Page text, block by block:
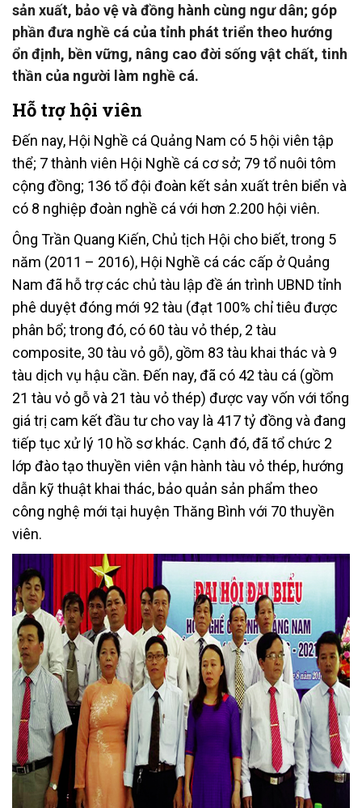
sản xuất, bảo vệ và đồng hành cùng ngư dân; góp
phần đưa nghề cá của tỉnh phát triển theo hướng
ổn định, bền vững, nâng cao đời sống vật chất, tinh
thần của người làm nghề cá.
Hỗ trợ hội viên
Đến nay, Hội Nghề cá Quảng Nam có 5 hội viên tập
thể; 7 thành viên Hội Nghề cá cơ sở; 79 tổ nuôi tôm
cộng đồng; 136 tổ đội đoàn kết sản xuất trên biển và
có 8 nghiệp đoàn nghề cá với hơn 2.200 hội viên.
Ông Trần Quang Kiến, Chủ tịch Hội cho biết, trong 5
năm (2011 – 2016), Hội Nghề cá các cấp ở Quảng
Nam đã hỗ trợ các chủ tàu lập đề án trình UBND tỉnh
phê duyệt đóng mới 92 tàu (đạt 100% chỉ tiêu được
phân bổ; trong đó, có 60 tàu vỏ thép, 2 tàu
composite, 30 tàu vỏ gỗ), gồm 83 tàu khai thác và 9
tàu dịch vụ hậu cần. Đến nay, đã có 42 tàu cá (gồm
21 tàu vỏ gỗ và 21 tàu vỏ thép) được vay vốn với tổng
giá trị cam kết đầu tư cho vay là 417 tỷ đồng và đang
tiếp tục xử lý 10 hồ sơ khác. Cạnh đó, đã tổ chức 2
lớp đào tạo thuyền viên vận hành tàu vỏ thép, hướng
dẫn kỹ thuật khai thác, bảo quản sản phẩm theo
công nghệ mới tại huyện Thăng Bình với 70 thuyền
viên.